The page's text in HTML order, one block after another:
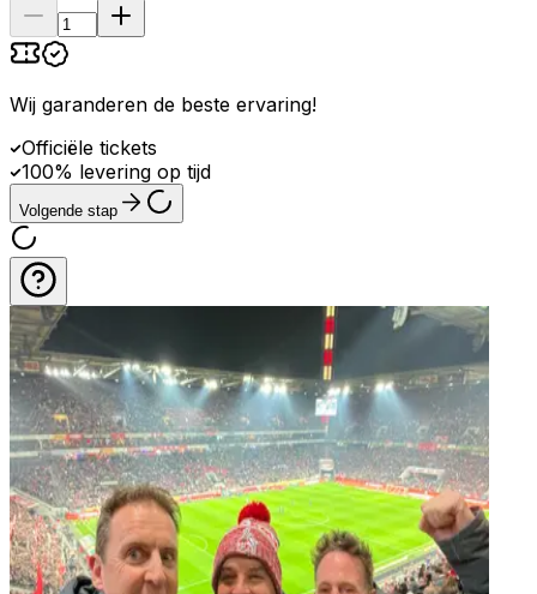
Wij garanderen de beste ervaring!
Officiële tickets
100% levering op tijd
Volgende stap